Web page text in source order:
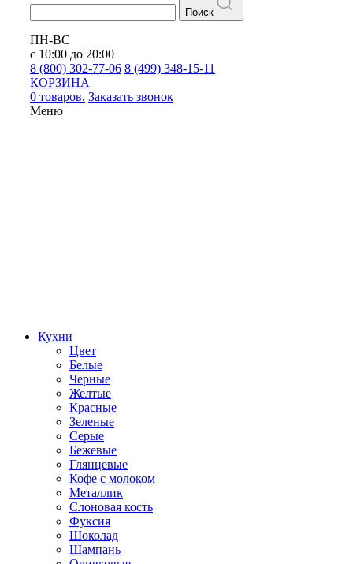
Поиск
ПН-ВС
с 10:00 до 20:00
8 (800) 302-77-06 8 (499) 348-15-11
КОРЗИНА
0 товаров. Заказать звонок
Меню
Кухни
Цвет
Белые
Черные
Желтые
Красные
Зеленые
Серые
Бежевые
Глянцевые
Кофе с молоком
Металлик
Слоновая кость
Фуксия
Шоколад
Шампань